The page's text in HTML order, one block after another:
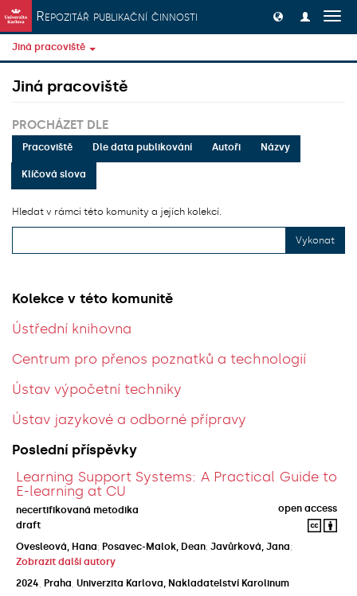
Přeskočit na obsah
Repozitář publikační činnosti
Jiná pracoviště
Jiná pracoviště
PROCHÁZET DLE
Pracoviště Dle data publikování Autoři Názvy
Klíčová slova
Hledat v rámci této komunity a jejích kolekcí.
Vykonat
Kolekce v této komunitě
Ústřední knihovna
Centrum pro přenos poznatků a technologií
Ústav výpočetní techniky
Ústav jazykové a odborné přípravy
Poslední příspěvky
Learning Support Systems: A Practical Guide to
E-learning at CU
necertifikovaná metodika
open access
draft
Ovesleová, Hana; Posavec-Malok, Dean; Javůrková, Jana;
Zobrazit další autory
2024
Praha Univerzita Karlova, Nakladatelství Karolinum